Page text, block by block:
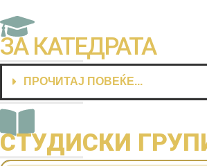
ЗА КАТЕДРАТА
ПРОЧИТАЈ ПОВЕЌЕ...
СТУДИСКИ